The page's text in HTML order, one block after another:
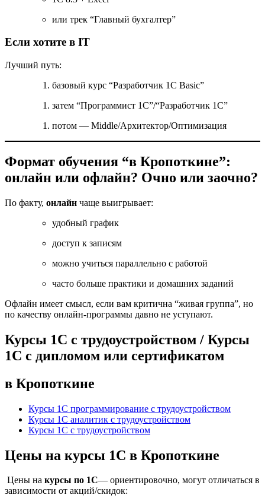
или трек “Главный бухгалтер”
Если хотите в IT
Лучший путь:
базовый курс “Разработчик 1С Basic”
затем “Программист 1С”/“Разработчик 1С”
потом — Middle/Архитектор/Оптимизация
Формат обучения “в Кропоткине”:
онлайн или офлайн? Очно или заочно?
По факту, онлайн чаще выигрывает:
удобный график
доступ к записям
можно учиться параллельно с работой
часто больше практики и домашних заданий
Офлайн имеет смысл, если вам критична “живая группа”, но
по качеству онлайн-программы давно не уступают.
Курсы 1С с трудоустройством / Курсы
1С с дипломом или сертификатом
в Кропоткине
Курсы 1С программирование с трудоустройством
Курсы 1С аналитик с трудоустройством
Курсы 1С с трудоустройством
Цены на курсы 1С в Кропоткине
Цены на курсы по 1С— ориентировочно, могут отличаться в
зависимости от акций/скидок: